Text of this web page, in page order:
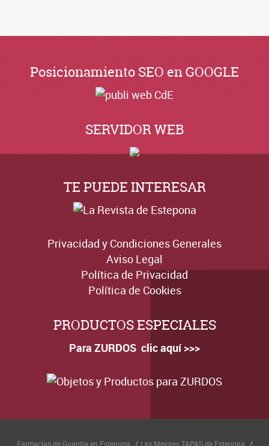
Posicionamiento SEO en GOOGLE
SERVIDOR WEB
TE PUEDE INTERESAR
Privacidad y Condiciones Generales
Aviso Legal
Política de Privacidad
Política de Cookies
PRODUCTOS ESPECIALES
Para ZURDOS clic aquí >>>
Farmacias de Guardia en Estepona Las Mejores TAPAS de Estepona